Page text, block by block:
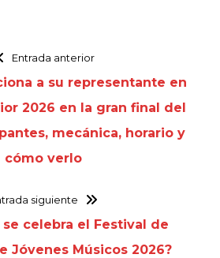
Entrada anterior
a su representante en
2026 en la gran final del
mecánica, horario y
cómo verlo
siguiente
se celebra el Festival de
Jóvenes Músicos 2026?